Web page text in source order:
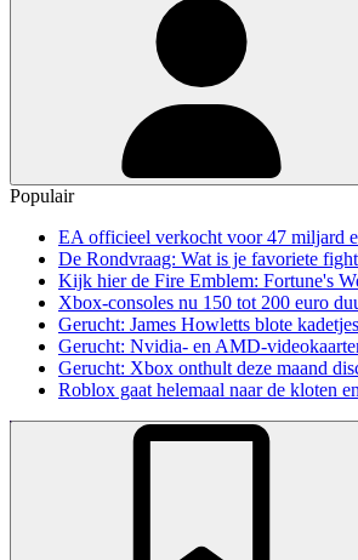
Populair
EA officieel verkocht voor 47 miljard
De Rondvraag: Wat is je favoriete
Kijk hier de Fire Emblem: Fortune's
Xbox-consoles nu 150 tot 200 euro
Gerucht: James Howletts blote
Gerucht: Nvidia- en AMD-
Gerucht: Xbox onthult deze maand
Roblox gaat helemaal naar de kloten